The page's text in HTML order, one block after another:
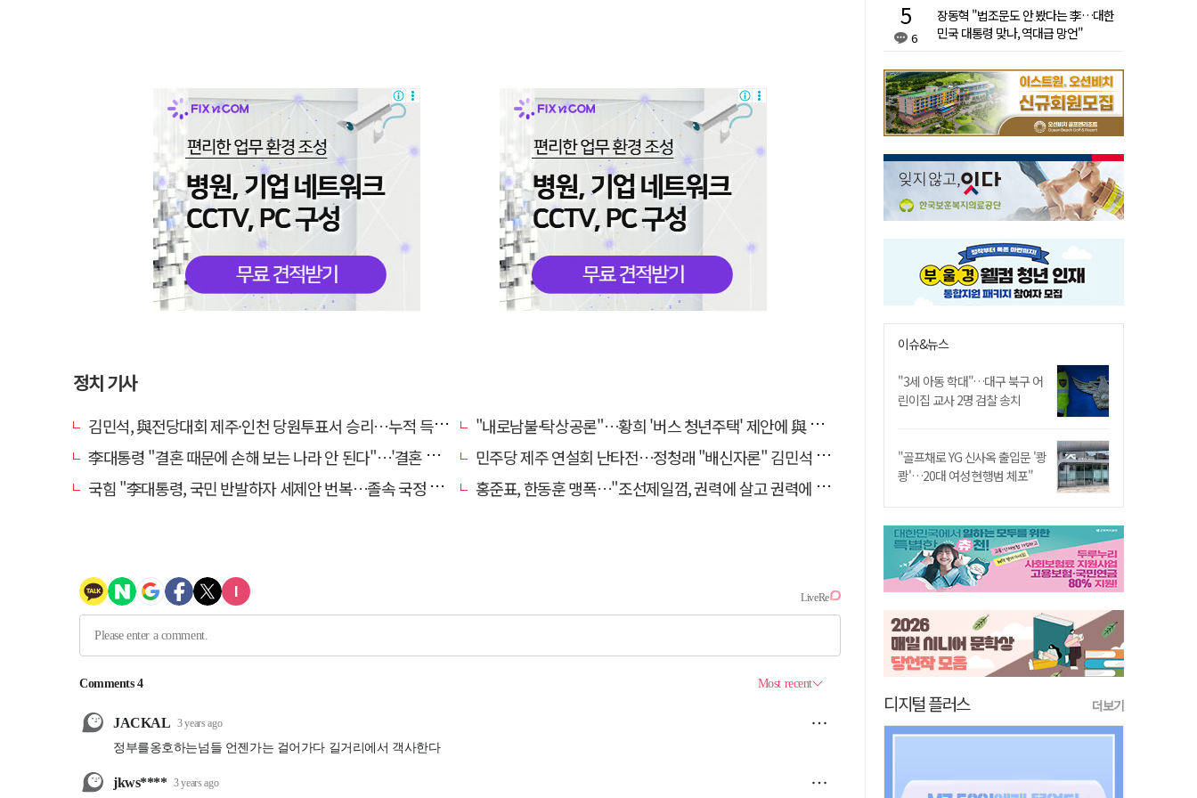
정치 기사
김민석, 與전당대회 제주·인천 당원투표서 승리…누적 득표는 '초박빙'
"내로남불·탁상공론"…황희 '버스 청년주택' 제안에 與 내부서도 쓴소리
李대통령 "결혼 때문에 손해 보는 나라 안 된다"…'결혼 페널티' 22개 손본다
민주당 제주 연설회 난타전…정청래 "배신자론" 김민석 "관리 무능"
국힘 "李대통령, 국민 반발하자 세제안 번복…졸속 국정 즉각 중단"
홍준표, 한동훈 맹폭…"조선제일껌, 권력에 살고 권력에 죽었다"
6
장동혁 "법조문도 안 봤다는 李…대한
민국 대통령 맞나, 역대급 망언"
이슈&뉴스
"3세 아동 학대"…대구 북구 어
린이집 교사 2명 검찰 송치
"골프채로 YG 신사옥 출입문 '쾅
쾅'…20대 여성 현행범 체포"
디지털 플러스 더보기